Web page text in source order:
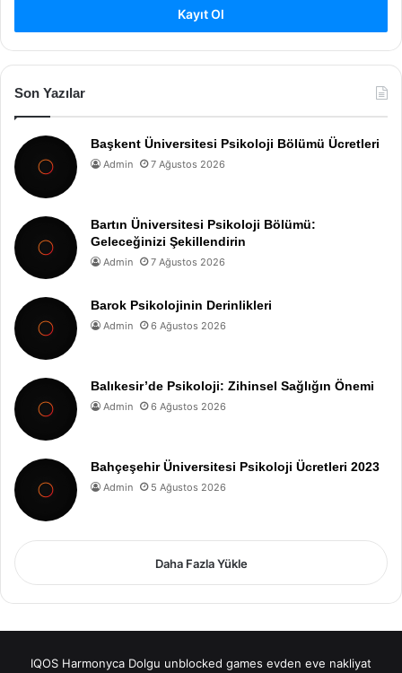
Kayıt Ol
Son Yazılar
Başkent Üniversitesi Psikoloji Bölümü Ücretleri
Admin 7 Ağustos 2026
Bartın Üniversitesi Psikoloji Bölümü:
Geleceğinizi Şekillendirin
Admin 7 Ağustos 2026
Barok Psikolojinin Derinlikleri
Admin 6 Ağustos 2026
Balıkesir’de Psikoloji: Zihinsel Sağlığın Önemi
Admin 6 Ağustos 2026
Bahçeşehir Üniversitesi Psikoloji Ücretleri 2023
Admin 5 Ağustos 2026
Daha Fazla Yükle
IQOS Harmonyca Dolgu unblocked games evden eve nakliyat